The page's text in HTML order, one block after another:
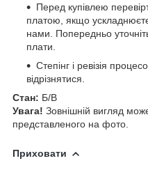
Перед купівлею
платою, якщо
нами. Попередньо
плати.
Степінг і ревізія
відрізнятися.
Стан: Б/В
Увага! Зовнішній вигляд
представленого на фото.
Приховати